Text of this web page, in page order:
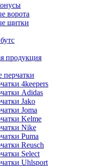
ворота
щитки
продукция
перчатки
4keepers
Adidas
Jako
Joma
Kelme
Nike
Puma
Reusch
Select
Uhlsport